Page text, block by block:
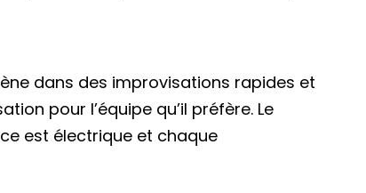
dans des improvisations rapides et
pour l’équipe qu’il préfère. Le
est électrique et chaque